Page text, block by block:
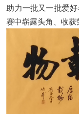
助力一批又一批爱
赛中崭露头角、收获